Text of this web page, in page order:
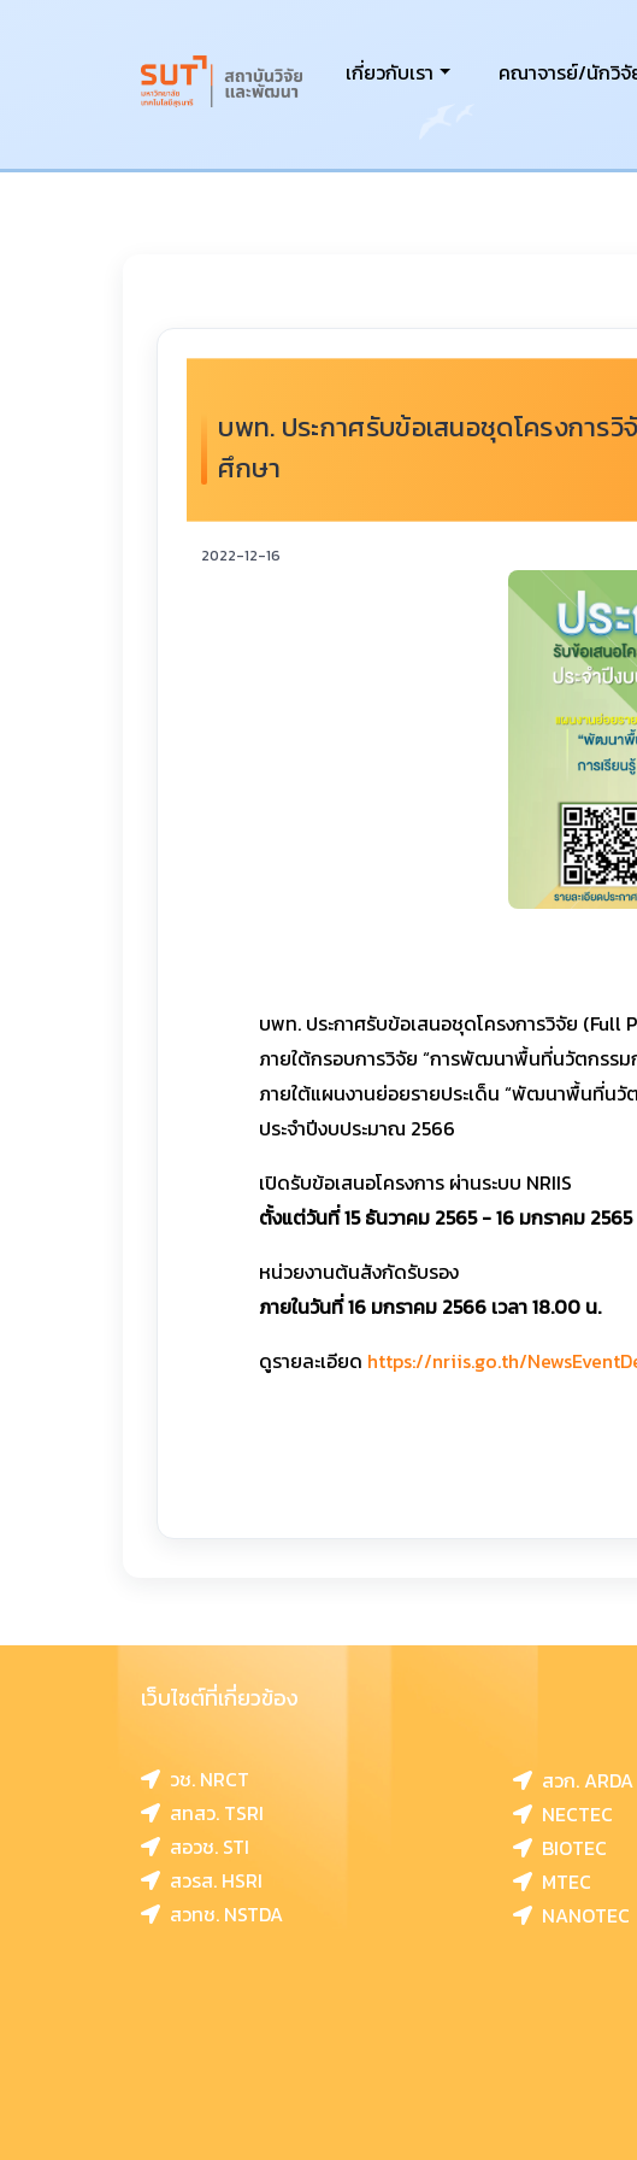
เกี่ยวกับเรา คณาจารย์/นักวิจั
บพท. ประกาศรับข้อเสนอชุดโครงกา
ศึกษา
2022-12-16
บพท. ประกาศรับข้อเสนอชุดโครงการวิจัย (Full
ภายใต้กรอบการวิจัย “การพัฒนาพื้นที่นวัตกรรม
ภายใต้แผนงานย่อยรายประเด็น “พัฒนาพื้นที่นวั
ประจำปีงบประมาณ 2566
เปิดรับข้อเสนอโครงการ ผ่านระบบ NRIIS
ตั้งแต่วันที่ 15 ธันวาคม 2565 - 16 มกราคม 2565
หน่วยงานต้นสังกัดรับรอง
ภายในวันที่ 16 มกราคม 2566 เวลา 18.00 น.
ดูรายละเอียด https://nriis.go.th/
เว็บไซต์ที่เกี่ยวข้อง
วช. NRCT
สทสว. TSRI
สอวช. STI
สวรส. HSRI
สวทช. NSTDA
สวก. ARDA
NECTEC
BIOTEC
MTEC
NANOTEC